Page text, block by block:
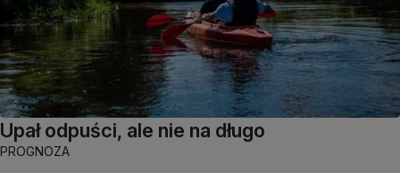
Upał odpuści, ale nie na długo
PROGNOZA